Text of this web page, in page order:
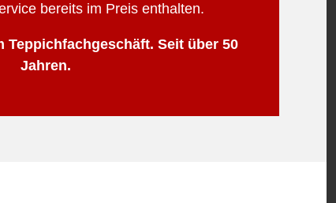
bereits im Preis enthalten.
Teppichfachgeschäft. Seit über 50
Jahren.